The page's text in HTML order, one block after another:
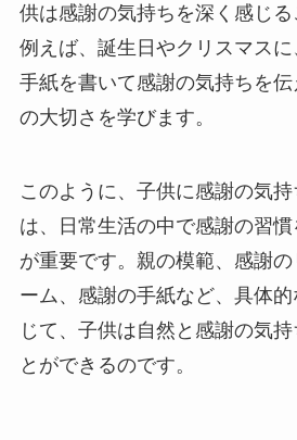
供は感謝の気持ちを深く感じる
例えば、誕生日やクリスマス
手紙を書いて感謝の気持ちを
の大切さを学びます。
このように、子供に感謝の気
は、日常生活の中で感謝の習
が重要です。親の模範、感謝
ーム、感謝の手紙など、具体
じて、子供は自然と感謝の気
とができるのです。